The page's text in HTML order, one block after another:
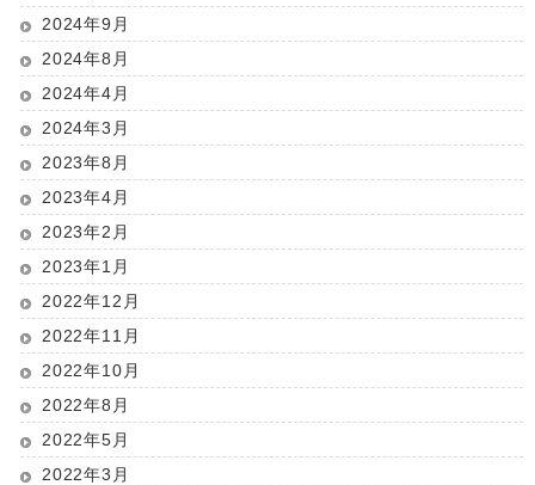
2024年9月
2024年8月
2024年4月
2024年3月
2023年8月
2023年4月
2023年2月
2023年1月
2022年12月
2022年11月
2022年10月
2022年8月
2022年5月
2022年3月